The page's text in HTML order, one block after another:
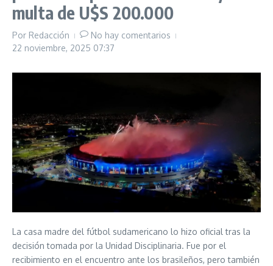
multa de U$S 200.000
Por Redacción
No hay comentarios
22 noviembre, 2025 07:37
La casa madre del fútbol sudamericano lo hizo oficial tras la
decisión tomada por la Unidad Disciplinaria. Fue por el
recibimiento en el encuentro ante los brasileños, pero también